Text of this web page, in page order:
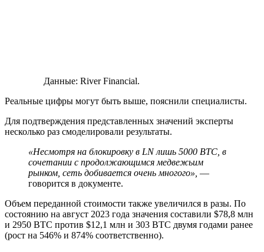
Данные: River Financial.
Реальные цифры могут быть выше, пояснили специалисты.
Для подтверждения представленных значений эксперты
несколько раз смоделировали результаты.
«Несмотря на блокировку в LN лишь 5000 BTC, в
сочетании с продолжающимся медвежьим
рынком, сеть добивается очень многого», —
говорится в документе.
Объем переданной стоимости также увеличился в разы. По
состоянию на август 2023 года значения составили $78,8 млн
и 2950 BTC против $12,1 млн и 303 BTC двумя годами ранее
(рост на 546% и 874% соответственно).